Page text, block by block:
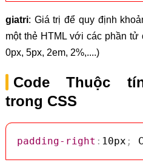
giatri: Giá trị để quy định
một thẻ HTML với các phần tử
0px, 5px, 2em, 2%,....)
Code Thuộc
trong CSS
padding-right : 10px ;